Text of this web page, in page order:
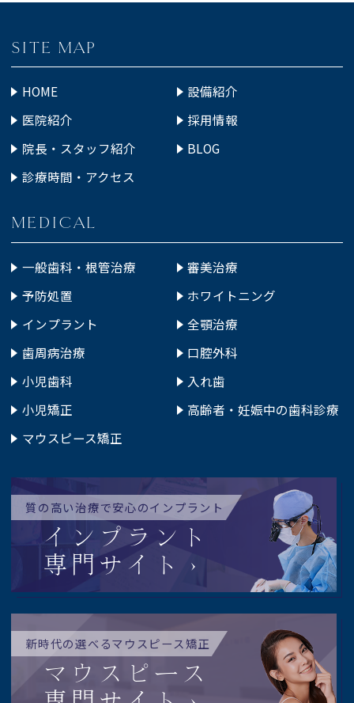
SITE MAP
HOME
医院紹介
院長・スタッフ紹介
診療時間・アクセス
設備紹介
採用情報
BLOG
MEDICAL
一般歯科・根管治療
予防処置
インプラント
歯周病治療
小児歯科
小児矯正
マウスピース矯正
審美治療
ホワイトニング
全顎治療
口腔外科
入れ歯
高齢者・妊娠中の歯科診療
質の高い治療で安心のインプラント
インプラント
専門サイト
新時代の選べるマウスピース矯正
マウスピース